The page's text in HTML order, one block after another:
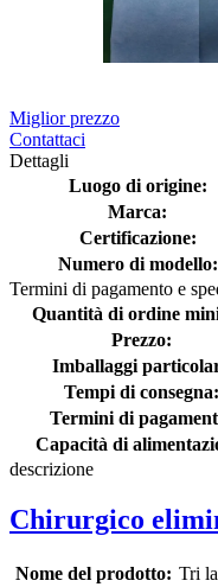
Miglior prezzo
Contattaci
Dettagli
Luogo di origine:
Marca:
Certificazione:
Numero di modello:
Termini di pagamento e
Quantità di ordine
Prezzo:
Imballaggi
Tempi di consegna:
Termini di
Capacità di
descrizione
Chirurgico
Nome del prodotto: Tri